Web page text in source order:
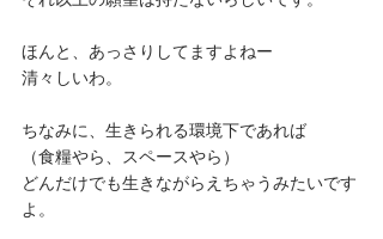
ほんと、あっさりしてますよねー
清々しいわ。
ちなみに、生きられる環境下であれば
（食糧やら、スペースやら）
どんだけでも生きながらえちゃうみたいです
よ。